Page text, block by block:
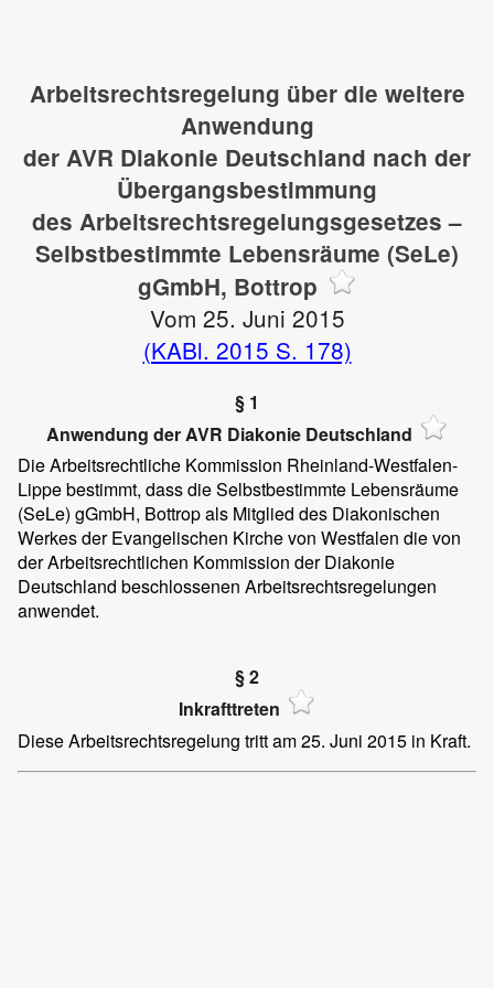
Arbeitsrechtsregelung über die weitere
Anwendung
der AVR Diakonie Deutschland nach der
Übergangsbestimmung
des Arbeitsrechtsregelungsgesetzes –
Selbstbestimmte Lebensräume (SeLe)
gGmbH, Bottrop
Vom 25. Juni 2015
(KABl. 2015 S. 178)
§ 1
Anwendung der AVR Diakonie Deutschland
Die Arbeitsrechtliche Kommission Rheinland-Westfalen-
Lippe bestimmt, dass die Selbstbestimmte Lebensräume
(SeLe) gGmbH, Bottrop als Mitglied des Diakonischen
Werkes der Evangelischen Kirche von Westfalen die von
der Arbeitsrechtlichen Kommission der Diakonie
Deutschland beschlossenen Arbeitsrechtsregelungen
anwendet.
§ 2
Inkrafttreten
Diese Arbeitsrechtsregelung tritt am 25. Juni 2015 in Kraft.